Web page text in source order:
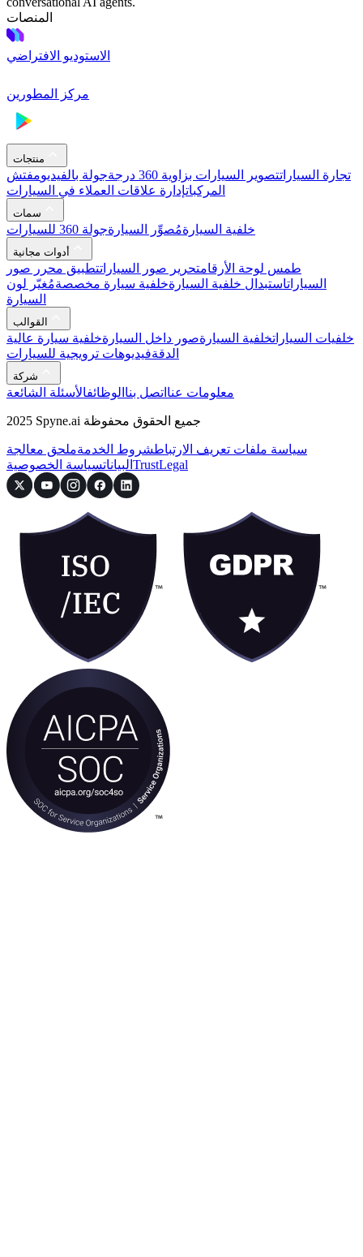
المنصات
الاستوديو الافتراضي
مركز المطورين
منتجات
تجارة السياراتتصوير السيارات بزاوية 360 درجة جولة بالفيديومفتش
المركباتإدارة علاقات العملاء في السيارات
سمات
خلفية السيارةمُصوِّر السيارةجولة 360 للسيارات
أدوات مجانية
طمس لوحة الأرقامتحرير صور السياراتتطبيق محرر صور
السياراتاستبدال خلفية السيارةخلفية سيارة مخصصةمُغيّر لون
السيارة
القوالب
خلفيات السياراتخلفية السيارةصور داخل السيارةخلفية سيارة عالية
الدقةفيديوهات ترويجية للسيارات
شركة
معلومات عنا اتصل بنا الوظائفالأسئلة الشائعة
2025 Spyne.ai جميع الحقوق محفوظة
سياسة ملفات تعريف الارتباطشروط الخدمةملحق معالجة
البياناتسياسة الخصوصية TrustLegal